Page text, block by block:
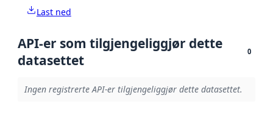
Last ned
API-er som tilgjengeliggjør dette
datasettet
0
Ingen registrerte API-er tilgjengeliggjør dette datasettet.